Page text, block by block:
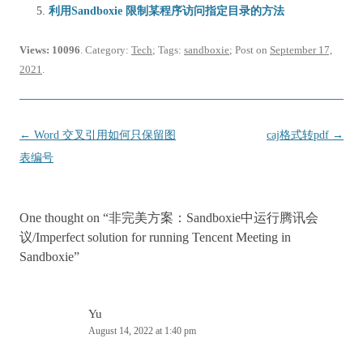
利用Sandboxie 限制某程序访问指定目录的方法
Views: 10096. Category: Tech; Tags: sandboxie; Post on September 17,
2021.
Post
navigation
← Word 交叉引用如何只保留图
表编号
caj格式转pdf →
One thought on “非完美方案：Sandboxie中运行腾讯会
议/Imperfect solution for running Tencent Meeting in
Sandboxie”
Yu
August 14, 2022 at 1:40 pm